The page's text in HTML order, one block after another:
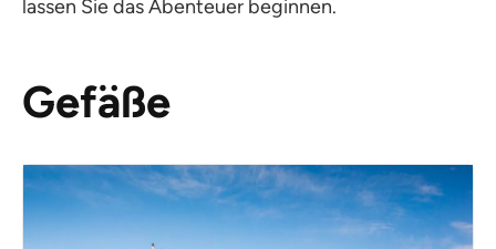
lassen Sie das Abenteuer beginnen.
Gefäße